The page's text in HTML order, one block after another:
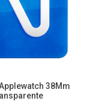
38Mm